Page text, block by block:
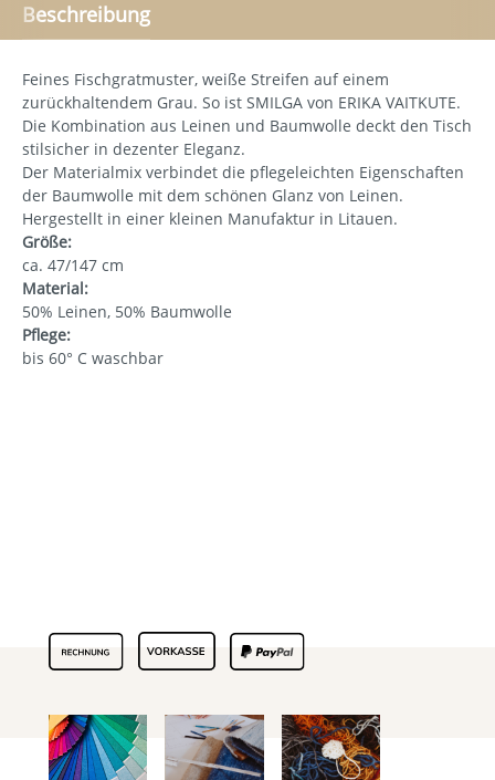
Beschreibung
Feines Fischgratmuster, weiße Streifen auf einem
zurückhaltendem Grau. So ist SMILGA von ERIKA VAITKUTE.
Die Kombination aus Leinen und Baumwolle deckt den Tisch
stilsicher in dezenter Eleganz.
Der Materialmix verbindet die pflegeleichten Eigenschaften
der Baumwolle mit dem schönen Glanz von Leinen.
Hergestellt in einer kleinen Manufaktur in Litauen.
Größe:
ca. 47/147 cm
Material:
50% Leinen, 50% Baumwolle
Pflege:
bis 60° C waschbar